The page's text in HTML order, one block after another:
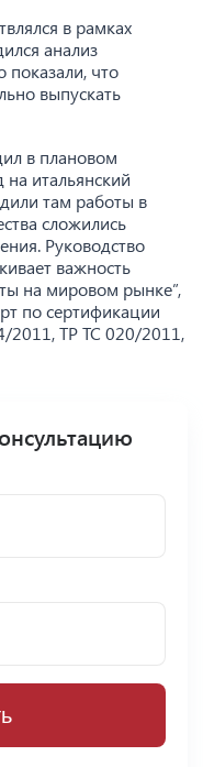
в рамках
анализ
показали, что
выпускать
в плановом
итальянский
там работы в
сложились
Руководство
важность
на мировом рынке”,
по сертификации
2011, ТР ТС 020/2011,